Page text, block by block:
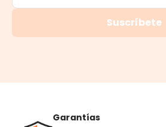
Suscríbete
Garantías